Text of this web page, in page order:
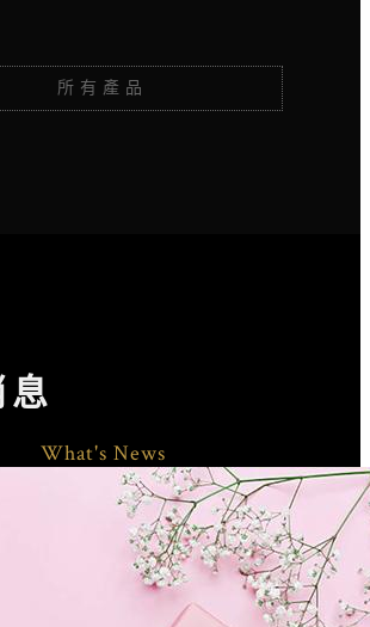
所有產品
息
What's News